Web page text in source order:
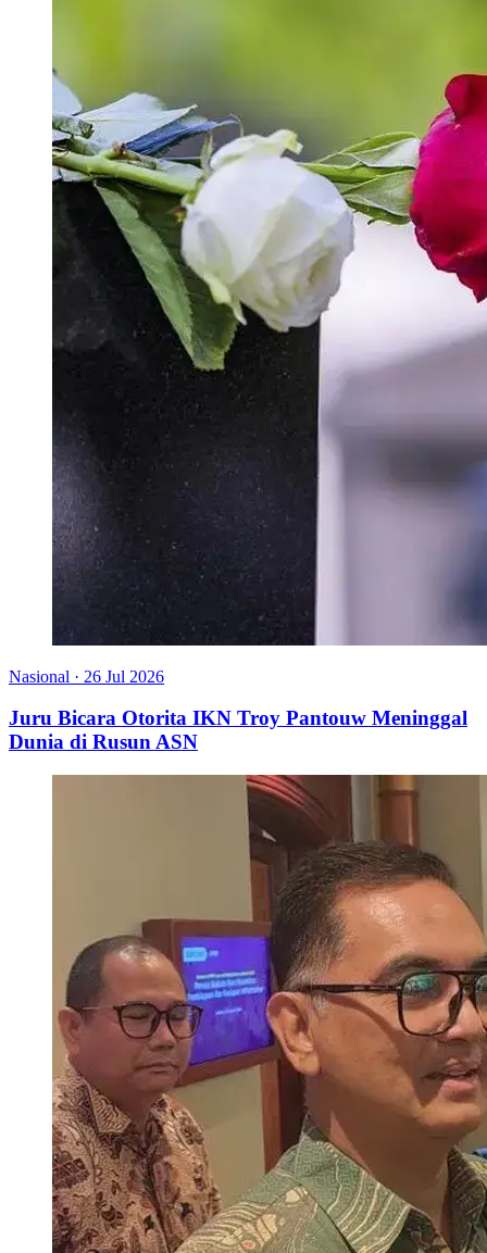
Nasional · 26 Jul 2026
Juru Bicara Otorita IKN Troy Pantouw Meninggal
Dunia di Rusun ASN